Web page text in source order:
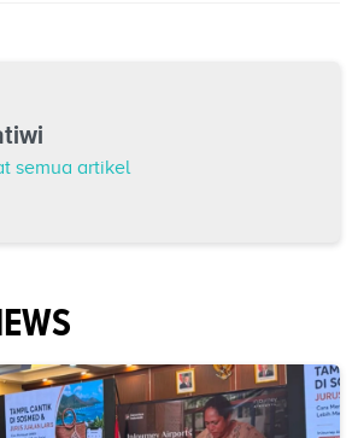
semua artikel